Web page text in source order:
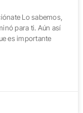
Lo sabemos,
para ti. Aún así
es importante